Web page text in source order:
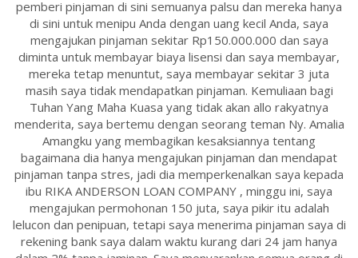
pemberi pinjaman di sini semuanya palsu dan mereka hanya
di sini untuk menipu Anda dengan uang kecil Anda, saya
mengajukan pinjaman sekitar Rp150.000.000 dan saya
diminta untuk membayar biaya lisensi dan saya membayar,
mereka tetap menuntut, saya membayar sekitar 3 juta
masih saya tidak mendapatkan pinjaman. Kemuliaan bagi
Tuhan Yang Maha Kuasa yang tidak akan allo rakyatnya
menderita, saya bertemu dengan seorang teman Ny. Amalia
Amangku yang membagikan kesaksiannya tentang
bagaimana dia hanya mengajukan pinjaman dan mendapat
pinjaman tanpa stres, jadi dia memperkenalkan saya kepada
ibu RIKA ANDERSON LOAN COMPANY , minggu ini, saya
mengajukan permohonan 150 juta, saya pikir itu adalah
lelucon dan penipuan, tetapi saya menerima pinjaman saya di
rekening bank saya dalam waktu kurang dari 24 jam hanya